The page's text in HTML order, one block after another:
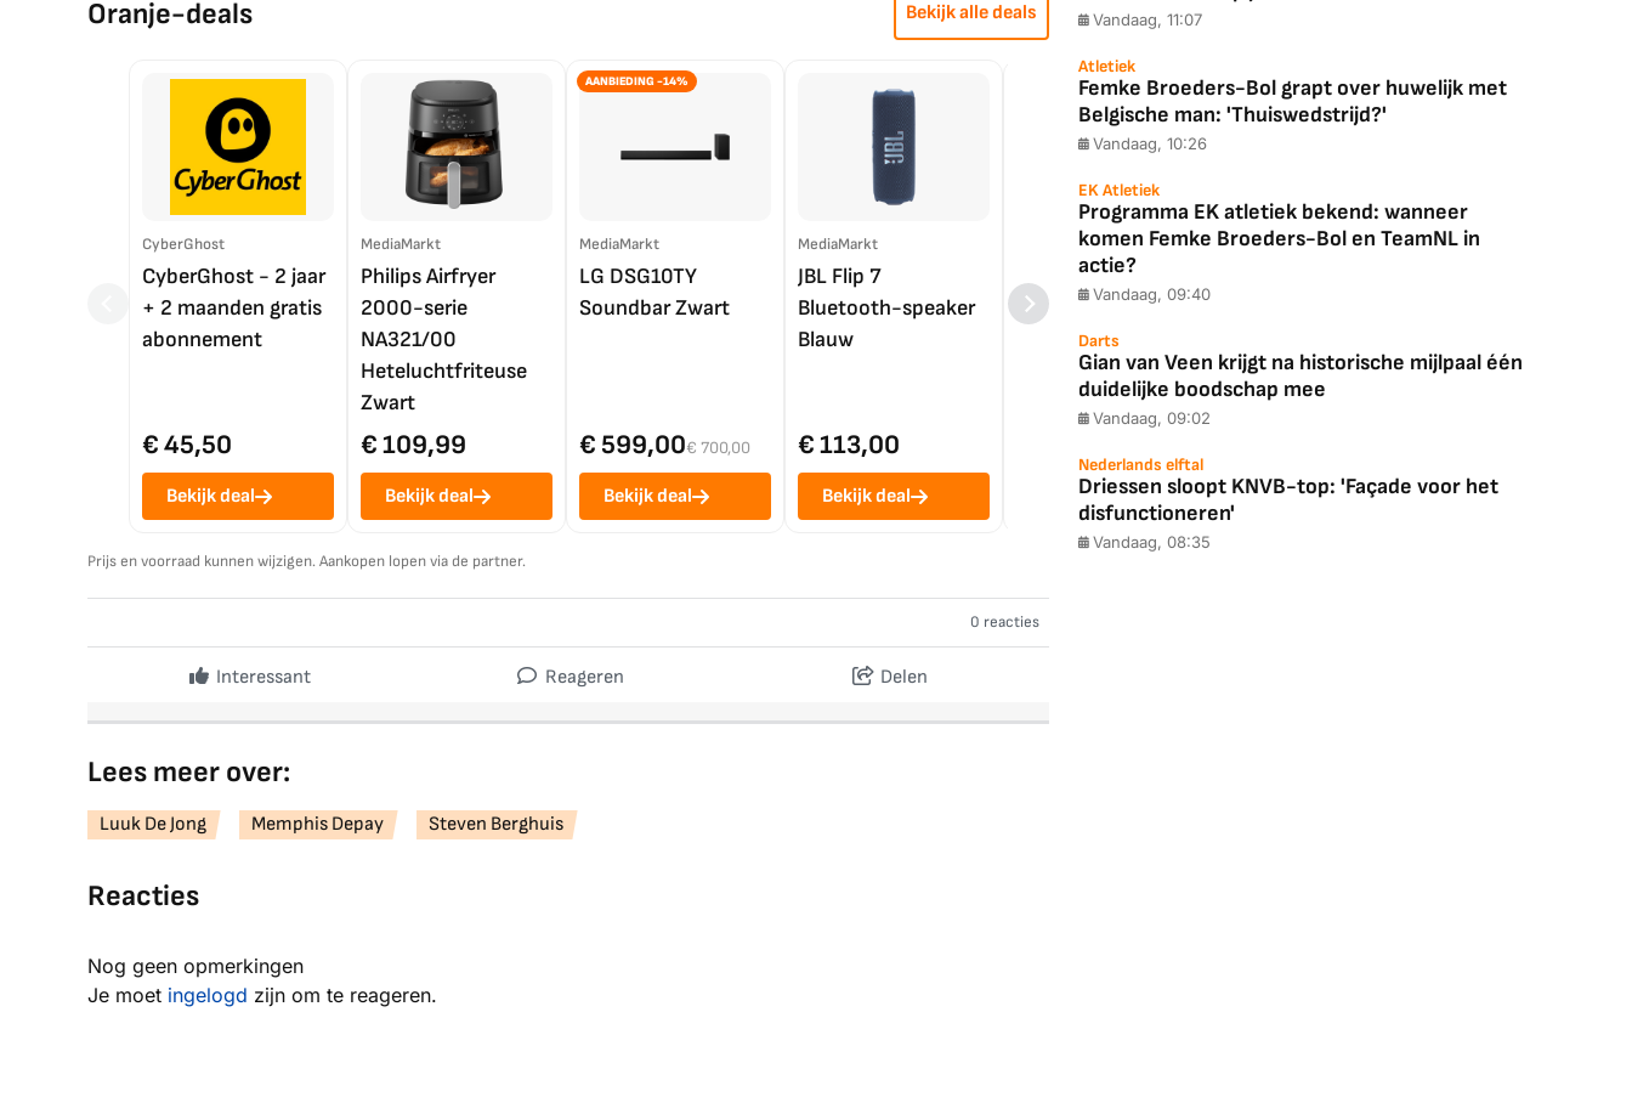
Oranje-deals Bekijk alle deals
CyberGhost
CyberGhost - 2 jaar
+ 2 maanden gratis
abonnement
€ 45,50
Bekijk deal
MediaMarkt
Philips Airfryer
2000-serie
NA321/00
Heteluchtfriteuse
Zwart
€ 109,99
Bekijk deal
AANBIEDING -14%
MediaMarkt
LG DSG10TY
Soundbar Zwart
€ 599,00€ 700,00
Bekijk deal
MediaMarkt
JBL Flip 7
Bluetooth-speaker
Blauw
€ 113,00
Bekijk deal
LG OLED55C56LB
4K TV (2025)
Bekijk deal
Coolblue
Bekijk deal
MediaMarkt
Bekijk deal
Prijs en voorraad kunnen wijzigen. Aankopen lopen via de partner.
0 reacties
Interessant Reageren Delen
Lees meer over:
Luuk De Jong Memphis Depay Steven Berghuis
Reacties
Nog geen opmerkingen
Je moet ingelogd zijn om te reageren.
Vandaag, 11:07
Atletiek
Femke Broeders-Bol grapt over huwelijk met
Belgische man: 'Thuiswedstrijd?'
Vandaag, 10:26
EK Atletiek
Programma EK atletiek bekend: wanneer
komen Femke Broeders-Bol en TeamNL in
actie?
Vandaag, 09:40
Darts
Gian van Veen krijgt na historische mijlpaal één
duidelijke boodschap mee
Vandaag, 09:02
Nederlands elftal
Driessen sloopt KNVB-top: 'Façade voor het
disfunctioneren'
Vandaag, 08:35